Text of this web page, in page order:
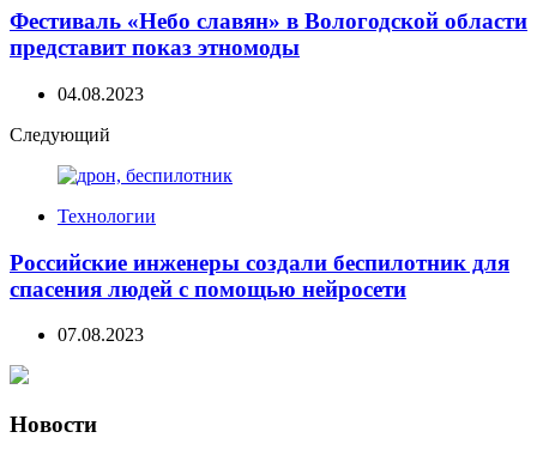
Фестиваль «Небо славян» в Вологодской области
представит показ этномоды
04.08.2023
Следующий
Технологии
Российские инженеры создали беспилотник для
спасения людей с помощью нейросети
07.08.2023
Новости